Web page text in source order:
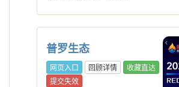
普罗生态
网页入口 回顾详情
收藏直达
提交失效